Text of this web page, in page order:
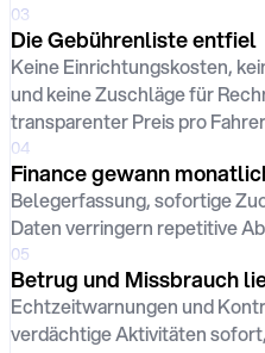
03
Die Gebührenliste entfiel
Keine Einrichtungskosten,
und keine Zuschläge für
transparenter Preis pro
04
Finance gewann
Belegerfassung, sofortige
Daten verringern repetitive
05
Betrug und Missbrauch
Echtzeitwarnungen und
verdächtige Aktivitäten